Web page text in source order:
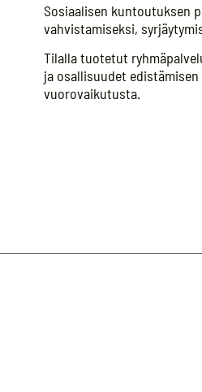
Sosiaalisen kuntoutuksen
vahvistamiseksi,
Tilalla tuotetut
ja osallisuudet
vuorovaikutusta.